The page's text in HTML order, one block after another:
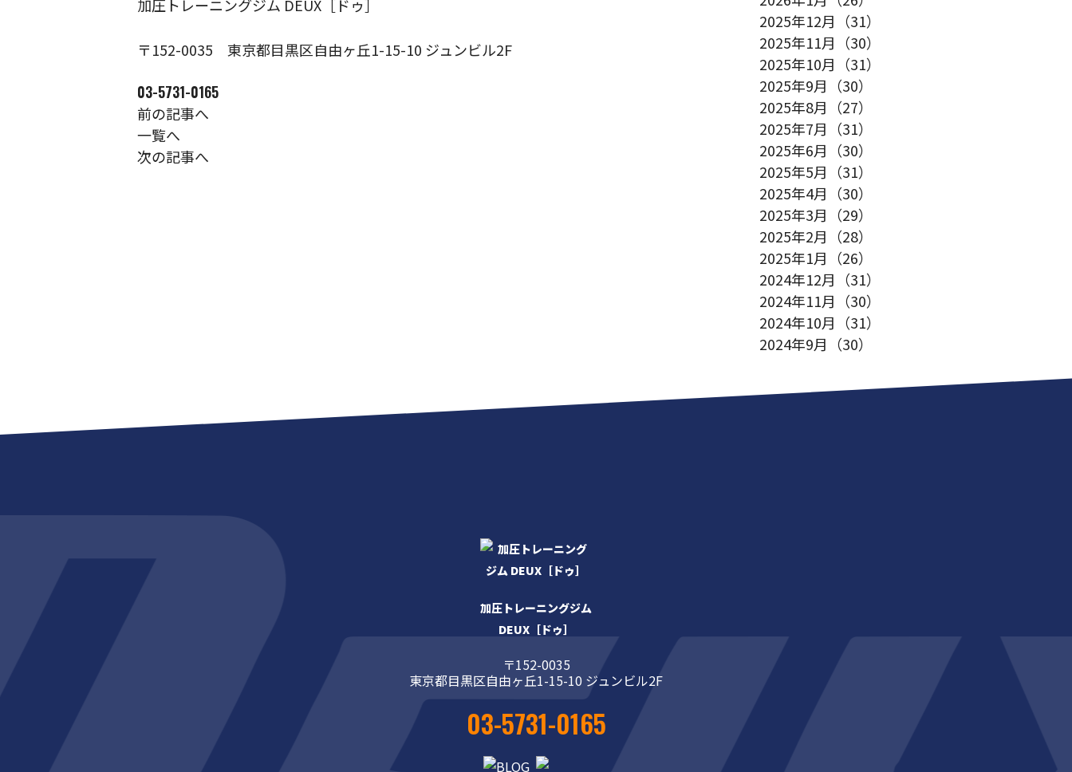
加圧トレーニングジム DEUX［ドゥ］
〒152-0035 東京都目黒区自由ヶ丘1-15-10 ジュンビル2F
03-5731-0165
前の記事へ
一覧へ
次の記事へ
2025年12月（31）
2025年11月（30）
2025年10月（31）
2025年9月（30）
2025年8月（27）
2025年7月（31）
2025年6月（30）
2025年5月（31）
2025年4月（30）
2025年3月（29）
2025年2月（28）
2025年1月（26）
2024年12月（31）
2024年11月（30）
2024年10月（31）
2024年9月（30）
加圧トレーニングジム
DEUX［ドゥ］
〒152-0035
東京都目黒区自由ヶ丘1-15-10 ジュンビル2F
03-5731-0165